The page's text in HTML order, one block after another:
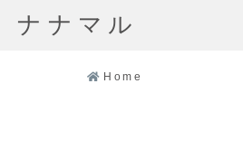
ナナマル
Home